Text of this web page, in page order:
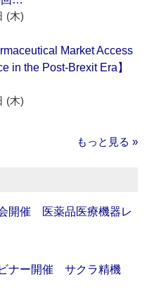
(木)
Market Access
in the Post-Brexit Era】
(木)
もっと見る »
開催 医薬品医療機器レ
ナー開催 サクラ精機